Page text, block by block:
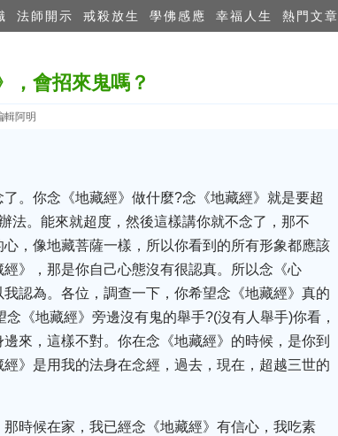
法師開示 戒殺放生 學佛感應 幸福人生 熱門文章
，會招來鬼嗎？
輯阿明
。你念《地藏經》做什麼?念《地藏經》就是要超
法。能來就超度，然後這樣講你就不念了，那不
，像地藏菩薩一樣，所以你看到的所有形象都應該
》，那是你自己心態沒有很認真。所以念《心
認為。各位，調查一下，你希望念《地藏經》真的
《地藏經》旁邊沒有鬼的舉手?(沒有人舉手)你看，
來，這樣不對。你在念《地藏經》的時候，是你到
》是用我的法身在念經，過去，現在，超越三世的
時候在家，我已經念《地藏經》有信心，我吃素